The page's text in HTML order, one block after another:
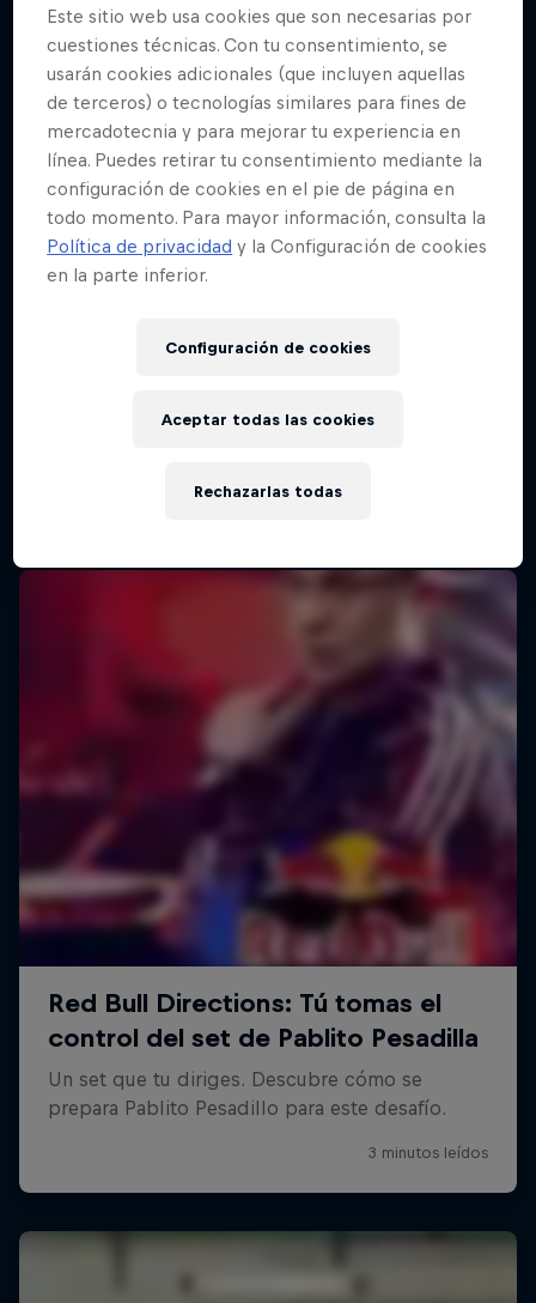
Red Bull Batalla Final Torneo de Plazas
Este sitio web usa cookies que son necesarias por
cuestiones técnicas. Con tu consentimiento, se
usarán cookies adicionales (que incluyen aquellas
de terceros) o tecnologías similares para fines de
mercadotecnia y para mejorar tu experiencia en
línea. Puedes retirar tu consentimiento mediante la
configuración de cookies en el pie de página en
todo momento. Para mayor información, consulta la
Política de privacidad y la Configuración de cookies
en la parte inferior.
Configuración de cookies
Rechazarlas todas
Aceptar todas las cookies